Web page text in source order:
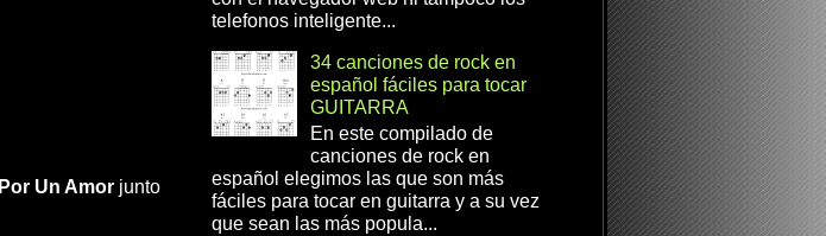
Por Un Amor junto
telefonos inteligente...
34 canciones de rock en
español fáciles para tocar
GUITARRA
En este compilado de
canciones de rock en
español elegimos las que son más
fáciles para tocar en guitarra y a su vez
que sean las más popula...